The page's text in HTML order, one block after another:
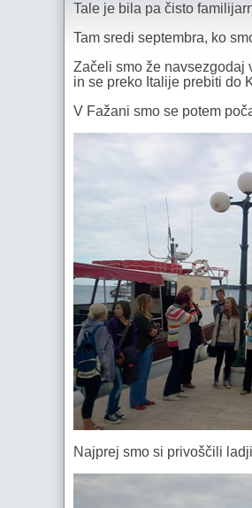
Tale je bila pa čisto
Tam sredi septembra, ko
Začeli smo že navsezgodaj
in se preko Italije prebiti do
V Fažani smo se potem
Najprej smo si privoščili